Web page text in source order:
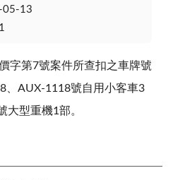
05-13
字第7號案件所查扣之車牌號
、AUX-1118號自用小客車3
大型重機1部。